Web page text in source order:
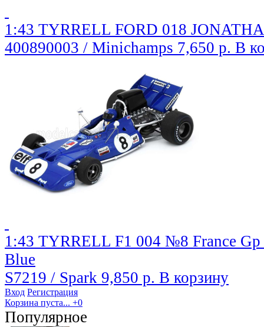
1:43 TYRRELL FORD 018
400890003 / Minichamps 7,650 р. В
1:43 TYRRELL F1 004 №8 France
Blue
S7219 / Spark 9,850 р. В корзину
Вход Регистрация
Корзина пуста... +0
Популярное